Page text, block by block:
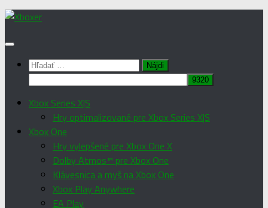
Preskočiť
obsah
Hľadať:
Xbox Series X|S
Hry optimalizované pre Xbox Series X|S
Xbox One
Hry vylepšené pre Xbox One X
Dolby Atmos™ pre Xbox One
Klávesnica a myš na Xbox One
Xbox Play Anywhere
EA Play